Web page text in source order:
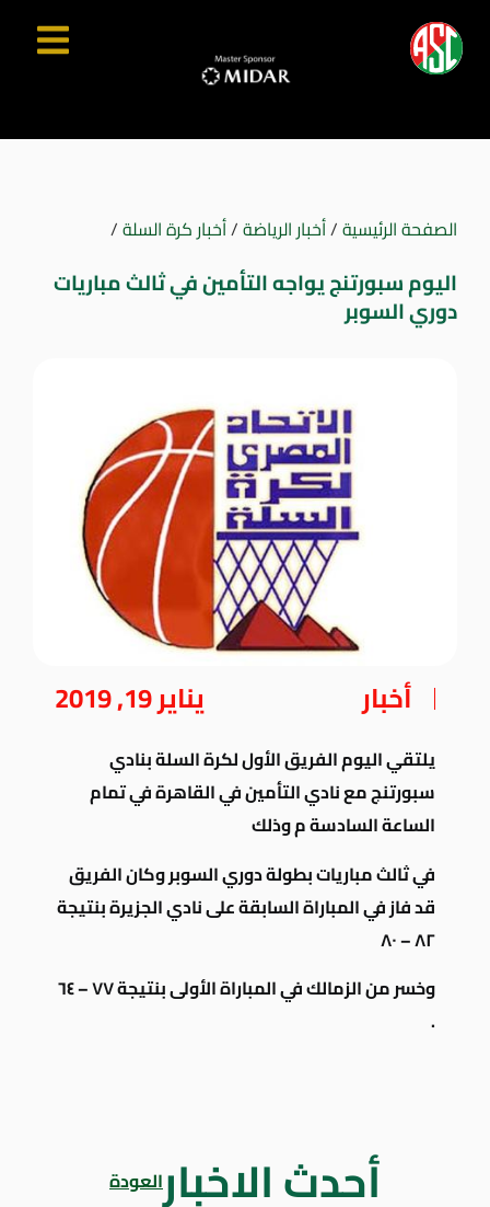
الصفحة الرئيسية/أخبار الرياضة/أخبار كرة السلة/
اليوم سبورتنج يواجه التأمين في ثالث مباريات
دوري السوبر
أخبار يناير 19, 2019
يلتقي اليوم الفريق الأول لكرة السلة بنادي
سبورتنج مع نادي التأمين في القاهرة في تمام
الساعة السادسة م وذلك
في ثالث مباريات بطولة دوري السوبروكان الفريق
قد فاز في المباراة السابقة على نادي الجزيرة بنتيجة
٨٢ – ٨٠
وخسر من الزمالك في المباراة الأولى
بنتيجة ٧٧ – ٦٤
.
أحدث الاخبارالعودة